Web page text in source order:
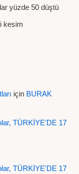
yüzde 50 düştü
kesim
için BURAK
TÜRKİYE'DE 17
TÜRKİYE'DE 17